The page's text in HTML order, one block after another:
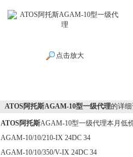
点击放大
ATOS阿托斯AGAM-10型一级代理的详
ATOS阿托斯AGAM-10型一级代理本月低
AGAM-10/10/210-IX 24DC 34
AGAM-10/10/350/V-IX 24DC 34